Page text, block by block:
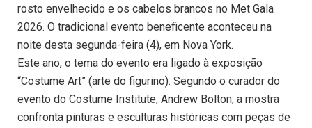
rosto envelhecido e os cabelos brancos no Met Gala
2026. O tradicional evento beneficente aconteceu na
noite desta segunda-feira (4), em Nova York.
Este ano, o tema do evento era ligado à exposição
“Costume Art” (arte do figurino). Segundo o curador do
evento do Costume Institute, Andrew Bolton, a mostra
confronta pinturas e esculturas históricas com peças de